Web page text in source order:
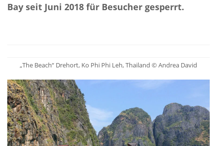
Bay seit Juni 2018 für Besucher gesperrt.
„The Beach“ Drehort, Ko Phi Phi Leh, Thailand © Andrea David